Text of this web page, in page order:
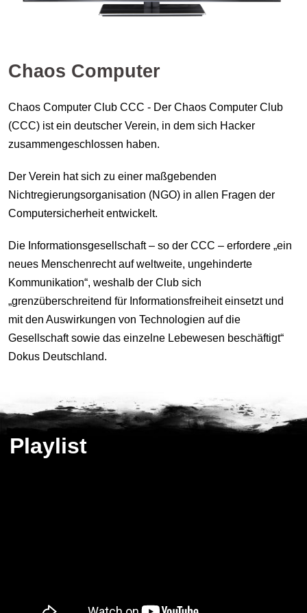
Chaos Computer
Chaos Computer Club CCC - Der Chaos Computer Club
(CCC) ist ein deutscher Verein, in dem sich Hacker
zusammengeschlossen haben.
Der Verein hat sich zu einer maßgebenden
Nichtregierungsorganisation (NGO) in allen Fragen der
Computersicherheit entwickelt.
Die Informationsgesellschaft – so der CCC – erfordere „ein
neues Menschenrecht auf weltweite, ungehinderte
Kommunikation“, weshalb der Club sich
„grenzüberschreitend für Informationsfreiheit einsetzt und
mit den Auswirkungen von Technologien auf die
Gesellschaft sowie das einzelne Lebewesen beschäftigt“
Dokus Deutschland.
Playlist